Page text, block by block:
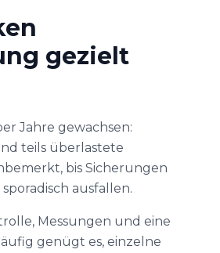
gezielt
Jahre gewachsen:
teils überlastete
bis Sicherungen
ausfallen.
Messungen und eine
genügt es, einzelne